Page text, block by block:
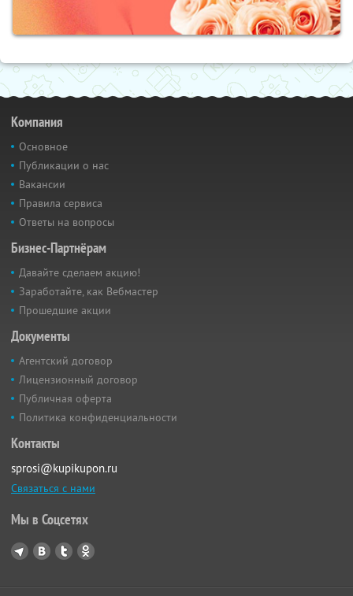
Компания
Основное
Публикации о нас
Вакансии
Правила сервиса
Ответы на вопросы
Бизнес-Партнёрам
Давайте сделаем акцию!
Заработайте, как Вебмастер
Прошедшие акции
Документы
Агентский договор
Лицензионный договор
Публичная оферта
Политика конфиденциальности
Контакты
sprosi@kupikupon.ru
Связаться с нами
Мы в Соцсетях